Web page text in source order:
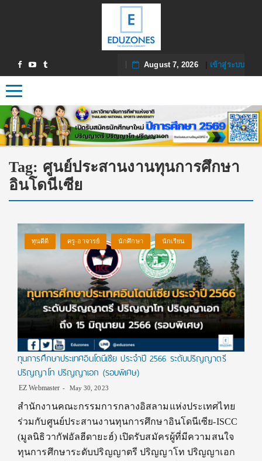
August 7, 2026| เข้าสู่ระบบ
Toggle navigation
Tag: ศูนย์ประสานงานทุนการศึกษา
อินโดนีเซีย
ทุนดีดี ครู-อาจารย์ นักศึกษา นักเรียน
ทุนการศึกษาประเทศอินโดนีเซีย ประจำปี 2566 ระดับปริญญาตรี
ปริญญาโท ปริญญาเอก (รอบพิเศษ)
EZ Webmaster May 30, 2023
สำนักงานคณะกรรมการกลางอิสลามแห่งประเทศไทย
ร่วมกับศูนย์ประสานงานทุนการศึกษาอินโดนีเซีย-ISCC
(มูลนิธิวากัฟอัลฮีดายะฮ์) เปิดรับสมัครผู้ที่มีความสนใจ
ทุนการศึกษาระดับปริญญาตรี ปริญญาโท ปริญญาเอก